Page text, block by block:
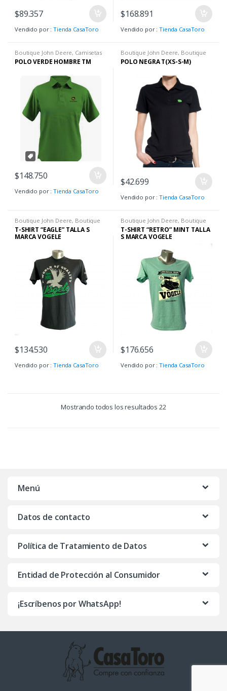
$89.357
Vendido por :Tienda CasaToro
$168.891
Vendido por :Tienda CasaToro
Boutique John Deere, Camisetas
H,Ropa H
POLO VERDE HOMBRE TM
$148.750
Vendido por :Tienda CasaToro
Boutique John Deere, Boutique
John Deere,Camisetas H
POLO NEGRA T(XS-S-M)
$42.699
Vendido por :Tienda CasaToro
Boutique John Deere, Boutique
John Deere,Camisetas H
T-SHIRT “EAGLE” TALLA S
MARCA VOGELE
$134.530
Vendido por :Tienda CasaToro
Boutique John Deere, Boutique
John Deere,Camisetas H, Hombre
T-SHIRT “RETRO” MINT TALLA
S MARCA VOGELE
$176.656
Vendido por :Tienda CasaToro
Mostrando todos los resultados 22
Menú
Datos de contacto
Política de Tratamiento de Datos
Entidad de Protección al Consumidor
¡Escríbenos por WhatsApp!